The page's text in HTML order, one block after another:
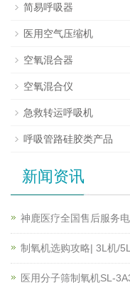
简易呼吸器
医用空气压缩机
空氧混合器
空氧混合仪
急救转运呼吸机
呼吸管路硅胶类产品
新闻资讯
神鹿医疗全国售后服务
制氧机选购攻略| 3L机/
医用分子筛制氧机SL-